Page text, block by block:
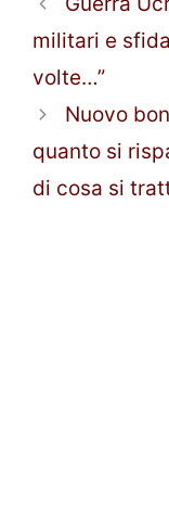
militari e
volte…”
Nuovo
quanto si
di cosa si